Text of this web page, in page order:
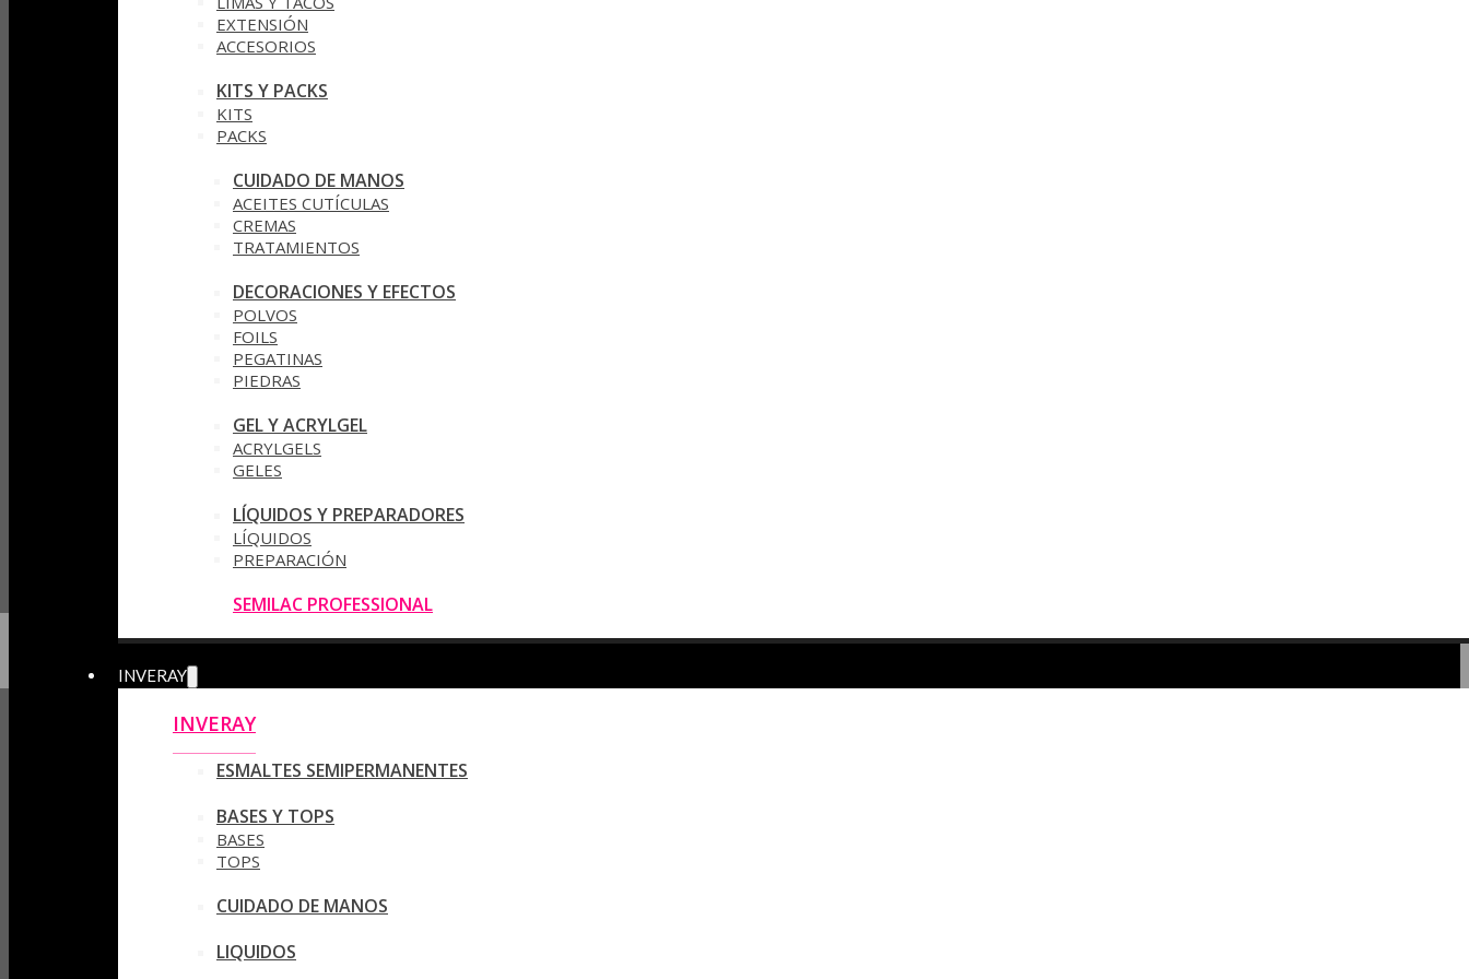
EXTENSIÓN
ACCESORIOS
KITS Y PACKS
KITS
PACKS
CUIDADO DE MANOS
ACEITES CUTÍCULAS
CREMAS
TRATAMIENTOS
DECORACIONES Y EFECTOS
POLVOS
FOILS
PEGATINAS
PIEDRAS
GEL Y ACRYLGEL
ACRYLGELS
GELES
LÍQUIDOS Y PREPARADORES
LÍQUIDOS
PREPARACIÓN
SEMILAC PROFESSIONAL
INVERAY
INVERAY
ESMALTES SEMIPERMANENTES
BASES Y TOPS
BASES
TOPS
CUIDADO DE MANOS
LIQUIDOS